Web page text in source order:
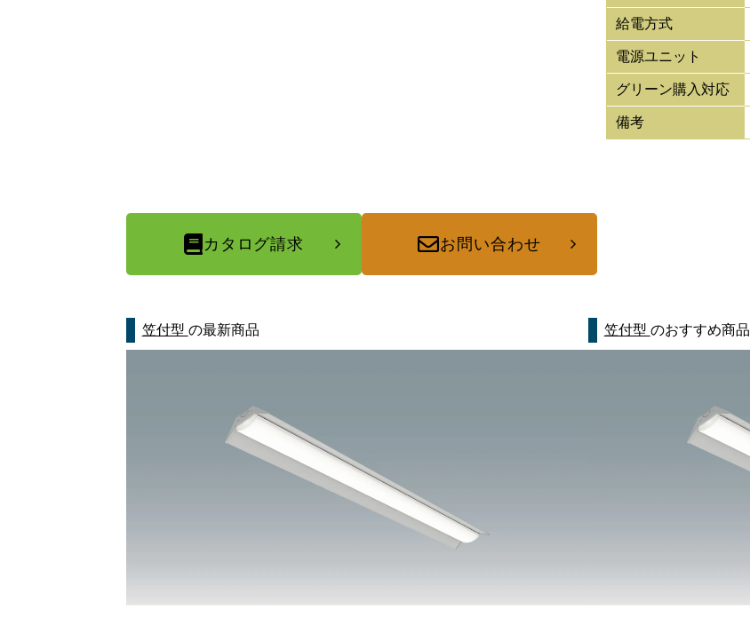
給電方式
電源ユニット
グリーン購入対応
備考
カタログ請求 お問い合わせ
笠付型 の最新商品 笠付型 のおすすめ商品